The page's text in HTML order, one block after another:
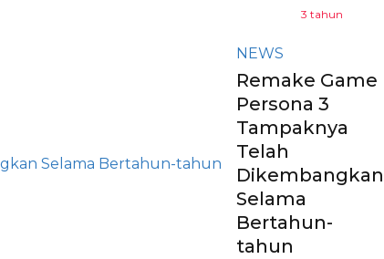
3 tahun
NEWS
Remake Game
Persona 3
Tampaknya
Telah
Dikembangkan
Selama
Bertahun-
tahun